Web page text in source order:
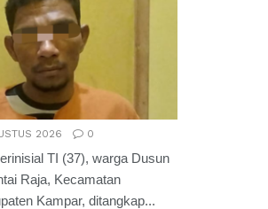
2026 0
TI (37), warga Dusun
Raja, Kecamatan
Kampar, ditangkap...